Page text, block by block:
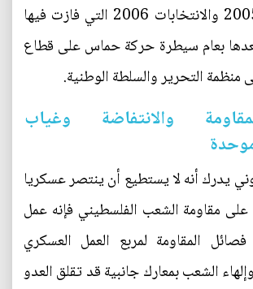
من قطاع غزة 2005 والانتخابات 2006 التي فازت فيها
بعام سيطرة حركة حماس على قطاع
منظمة التحرير والسلطة الوطنية.
والانتفاضة وغياب
يدرك أنه لا يستطيع أن ينتصر عسكريا
على مقاومة الشعب الفلسطيني فإنه عمل
المقاومة لمربع العمل العسكري
الشعب بمعارك جانبية قد تقلق العدو